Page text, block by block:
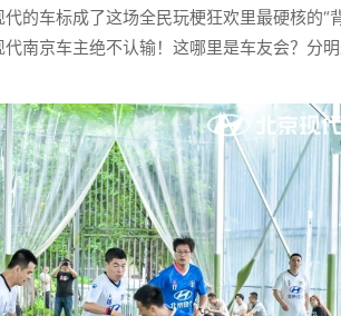
的车标成了这场全民玩梗狂欢里最硬核的“
南京车主绝不认输！这哪里是车友会？分